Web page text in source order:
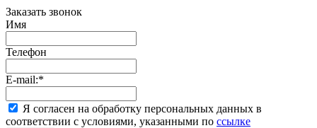
Заказать звонок
Имя
Телефон
E-mail:*
Я согласен на обработку персональных данных в
соответствии с условиями, указанными по ссылке